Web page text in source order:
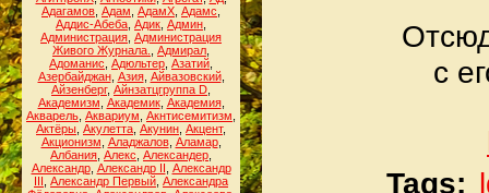
Адагамов Адам АдамХ Адамс
Аддис-Абеба Адик Админ
Администрация Администрация
Живого Журнала.
Адмирал
Адоманис Адюльтер Азатий
Азербайджан, Азия, Айвазовский,
Айзенберг, Айнзатцгруппа D
Академизм Академик, Академия,
Акварель Аквариум Акнтисемитизм
Актёры Акулетта Акунин Акцент,
Акционизм Аладжалов, Аламар,
Албания Алекс Александер
Александр, Александр II Александр
III Александр Первый Александра
с
Tags: